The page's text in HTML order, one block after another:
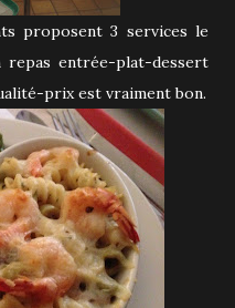
proposent 3 services le
entrée-plat-dessert
prix est vraiment bon.